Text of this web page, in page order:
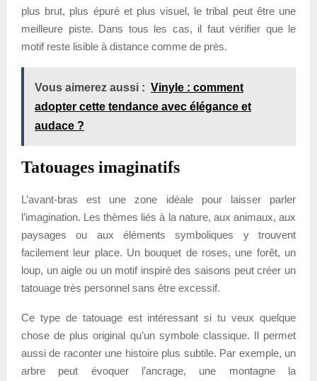
plus brut, plus épuré et plus visuel, le tribal peut être une
meilleure piste. Dans tous les cas, il faut vérifier que le
motif reste lisible à distance comme de près.
Vous aimerez aussi : Vinyle : comment
adopter cette tendance avec élégance et
audace ?
Tatouages imaginatifs
L’avant-bras est une zone idéale pour laisser parler
l’imagination. Les thèmes liés à la nature, aux animaux, aux
paysages ou aux éléments symboliques y trouvent
facilement leur place. Un bouquet de roses, une forêt, un
loup, un aigle ou un motif inspiré des saisons peut créer un
tatouage très personnel sans être excessif.
Ce type de tatouage est intéressant si tu veux quelque
chose de plus original qu’un symbole classique. Il permet
aussi de raconter une histoire plus subtile. Par exemple, un
arbre peut évoquer l’ancrage, une montagne la